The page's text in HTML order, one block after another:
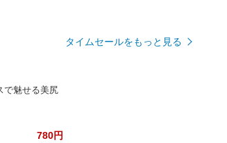
タイムセールをもっと見る
で魅せる美尻
780円